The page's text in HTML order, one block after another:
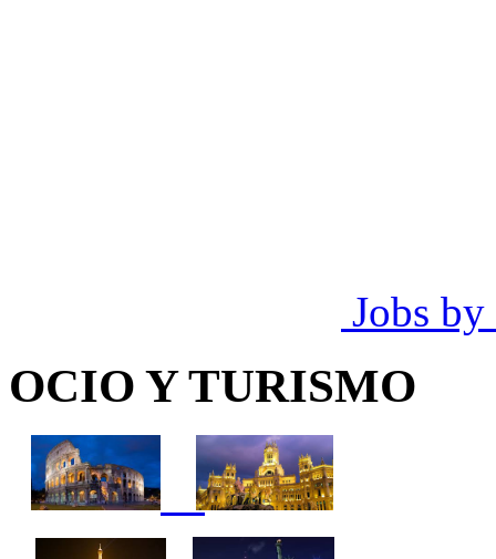
Jobs by
OCIO Y TURISMO